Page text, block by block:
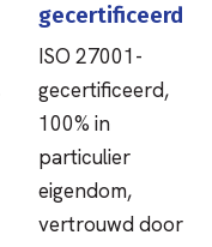
gecertificeerd
ISO 27001-
gecertificeerd,
100% in
particulier
eigendom,
vertrouwd door